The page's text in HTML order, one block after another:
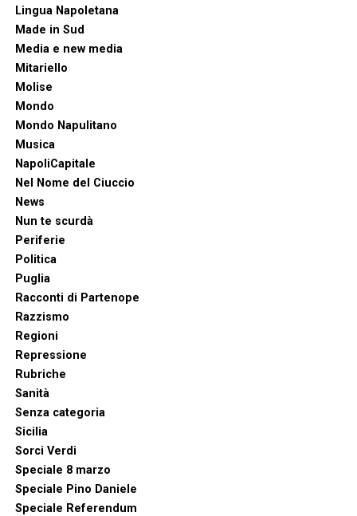
Lingua Napoletana
Made in Sud
Media e new media
Mitariello
Molise
Mondo
Mondo Napulitano
Musica
NapoliCapitale
Nel Nome del Ciuccio
News
Nun te scurdà
Periferie
Politica
Puglia
Racconti di Partenope
Razzismo
Regioni
Repressione
Rubriche
Sanità
Senza categoria
Sicilia
Sorci Verdi
Speciale 8 marzo
Speciale Pino Daniele
Speciale Referendum